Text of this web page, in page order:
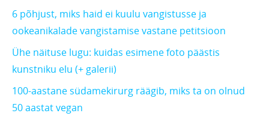
6 põhjust, miks haid ei kuulu vangistusse ja
ookeanikalade vangistamise vastane petitsioon
Ühe näituse lugu: kuidas esimene foto päästis
kunstniku elu (+ galerii)
100-aastane südamekirurg räägib, miks ta on olnud
50 aastat vegan